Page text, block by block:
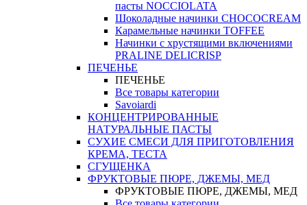
пасты NOCCIOLATA
Шоколадные начинки CHOCOCREAM
Карамельные начинки TOFFEE
Начинки с хрустящими включениями
PRALINE DELICRISP
ПЕЧЕНЬЕ
ПЕЧЕНЬЕ
Все товары категории
Savoiardi
КОНЦЕНТРИРОВАННЫЕ
НАТУРАЛЬНЫЕ ПАСТЫ
СУХИЕ СМЕСИ ДЛЯ ПРИГОТОВЛЕНИЯ
КРЕМА, ТЕСТА
СГУЩЕНКА
ФРУКТОВЫЕ ПЮРЕ, ДЖЕМЫ, МЕД
ФРУКТОВЫЕ ПЮРЕ, ДЖЕМЫ, МЕД